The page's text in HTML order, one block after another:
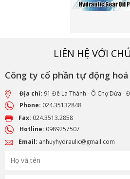
LIÊN HỆ VỚI
Công ty cổ phần tự động
Địa chỉ: 91 Đê La Thành - Ô Chợ Dừa -
Phone: 024.35132848
Fax: 024.3513.2858
Hotline: 0989257507
Email: anhuyhydraulic@gmail.com